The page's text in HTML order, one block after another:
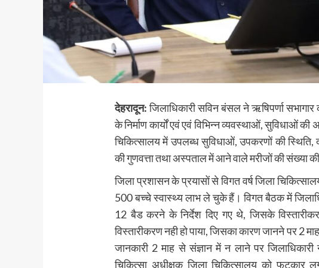
देहरादून:जिलाधिकारी सविन बंसल ने ऋषिपर्णा
के निर्माण कार्यों एवं एवं विभिन्न व्यवस्थाओं, सुविधाओं
चिकित्सालय में उपलब्ध सुविधाओं, उपकरणों की
की गुणवत्ता तथा अस्पताल में आने वाले मरीजों की संख्या की
जिला प्रशासन के प्रयासों से विगत वर्ष जिला
500 बच्चे स्वास्थ्य लाभ ले चुके हैं। विगत बैठक में
12 बैड करने के निर्देश दिए गए थे, जिसके
विस्तारीकरण नही हो पाया, जिसका कारण जानने पर 2
जानकारी 2 माह से संज्ञान में न लाने पर
चिकित्सा अधीक्षक जिला चिकित्सालय को फटकार